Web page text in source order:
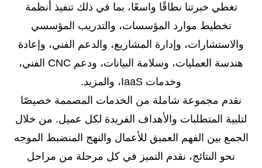
نقدم مجموعة شاملة من الخدمات المصممة خصيصًا
لتلبية المتطلبات والأهداف الفريدة لكل عميل. من خلال
الجمع بين الفهم العميق للأعمال والنهج المنضبط الموجه
نحو النتائج، نقدم التميز في كل مرحلة من مراحل
تغطي خبرتنا نطاقًا واسعًا، بما في ذلك تنفيذ أنظمة
تخطيط موارد المؤسسات، والتدريب المؤسسي
والاستشارات، وإدارة المشاريع، والدعم الفني، وإعادة
هندسة العمليات، وسلامة البيانات، ودعم CNC الفني،
وخدمات IaaS، والمزيد.